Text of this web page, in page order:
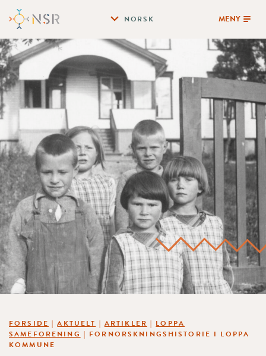
NORSK MENY
FORSIDE |AKTUELT | ARTIKLER | LOPPA
SAMEFORENING | FORNORSKNINGSHISTORIE I LOPPA
KOMMUNE